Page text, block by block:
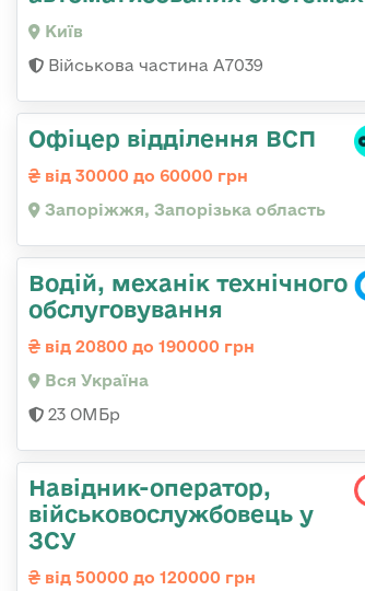
Київ
Військова частина А7039
Офіцер відділення ВСП
від 30000 до 60000 грн
Запоріжжя, Запорізька область
Водій, механік технічного
обслуговування
від 20800 до 190000 грн
Вся Україна
23 ОМБр
Навідник-оператор,
військовослужбовець у
ЗСУ
від 50000 до 120000 грн